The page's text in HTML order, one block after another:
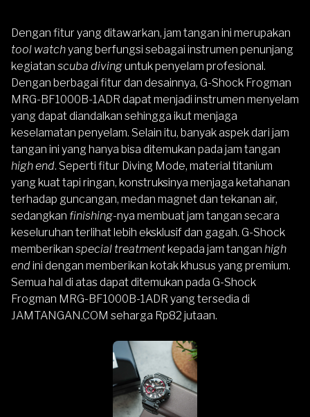
Dengan fitur yang ditawarkan, jam tangan ini merupakan
tool watchyang berfungsi sebagai instrumen penunjang
kegiatan scuba divinguntuk penyelam profesional.
Dengan berbagai fitur dan desainnya, G-Shock Frogman
MRG-BF1000B-1ADR dapat menjadi instrumen menyelam
yang dapat diandalkan sehingga ikut menjaga
keselamatan penyelam. Selain itu, banyak aspek dari jam
tangan ini yang hanya bisa ditemukan pada jam tangan
high end. Seperti fitur Diving Mode, material titanium
yang kuat tapi ringan, konstruksinya menjaga ketahanan
terhadap guncangan, medan magnet dan tekanan air,
sedangkan finishing-nya membuat jam tangan secara
keseluruhan terlihat lebih eksklusif dan gagah. G-Shock
memberikan special treatment kepada jam tangan high
endini dengan memberikan kotak khusus yang premium.
Semua hal di atas dapat ditemukan pada G-Shock
Frogman MRG-BF1000B-1ADR yang tersedia di
JAMTANGAN.COM seharga Rp82 jutaan.